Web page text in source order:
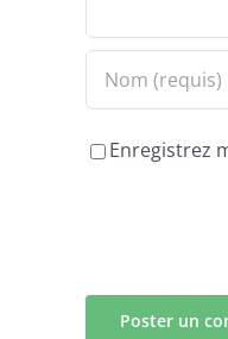
Enregistrez